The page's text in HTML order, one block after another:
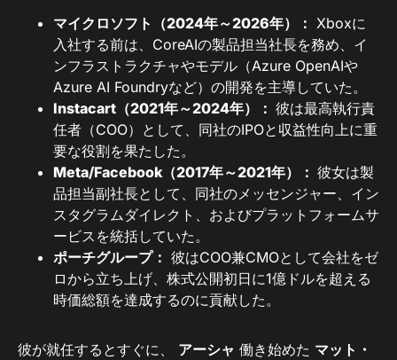
マイクロソフト（2024年～2026年）： Xboxに
入社する前は、CoreAIの製品担当社長を務め、イ
ンフラストラクチャやモデル（Azure OpenAIや
Azure AI Foundryなど）の開発を主導していた。
Instacart（2021年～2024年）： 彼は最高執行責
任者（COO）として、同社のIPOと収益性向上に重
要な役割を果たした。
Meta/Facebook（2017年～2021年）： 彼女は製
品担当副社長として、同社のメッセンジャー、イン
スタグラムダイレクト、およびプラットフォームサ
ービスを統括していた。
ポーチグループ： 彼はCOO兼CMOとして会社をゼ
ロから立ち上げ、株式公開初日に1億ドルを超える
時価総額を達成するのに貢献した。
彼が就任するとすぐに、 アーシャ 働き始めた マット・